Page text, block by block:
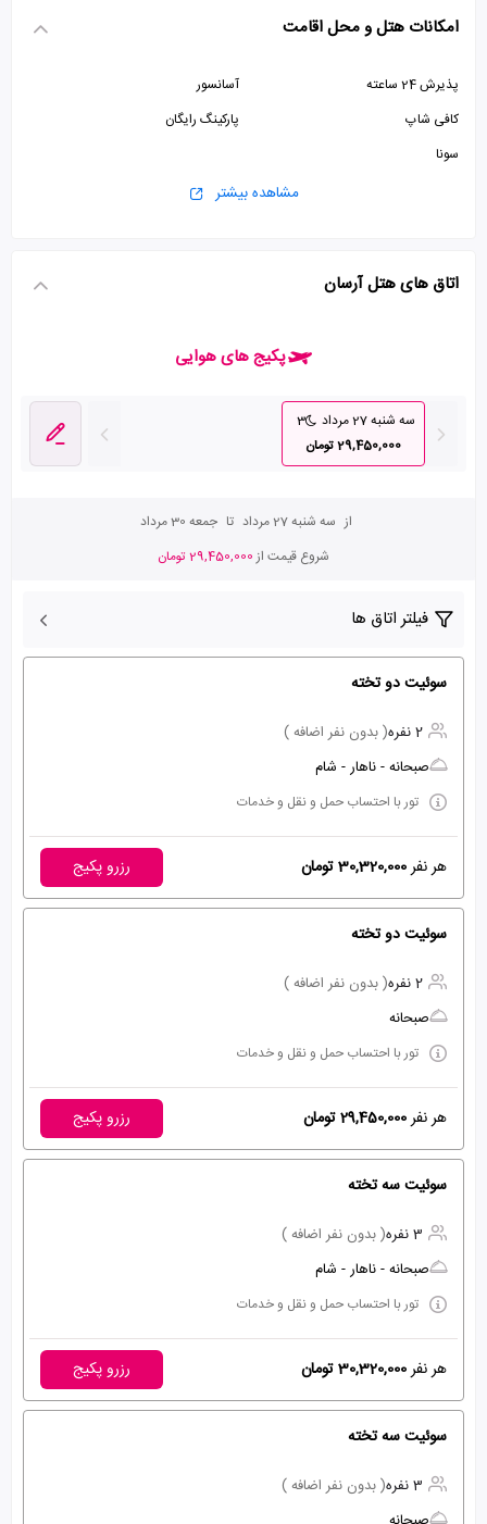
امکانات هتل و محل اقامت
پذیرش 24 ساعته
آسانسور
کافی شاپ
پارکینگ رایگان
سونا
مشاهده بیشتر
اتاق های هتل آرسان
پکیج های هوایی
سه شنبه 27 مرداد
3
29,450,000 تومان
از سه شنبه 27 مرداد تا جمعه 30 مرداد
شروع قیمت از29,450,000 تومان
فیلتر اتاق ها
سوئیت دو تخته
2 نفره
( بدون نفر اضافه )
صبحانه - ناهار - شام
تور با احتساب حمل و نقل و خدمات
هر نفر30,320,000 تومان رزرو پکیج
سوئیت دو تخته
2 نفره
( بدون نفر اضافه )
صبحانه
تور با احتساب حمل و نقل و خدمات
هر نفر29,450,000 تومان رزرو پکیج
سوئیت سه تخته
3 نفره
( بدون نفر اضافه )
صبحانه - ناهار - شام
تور با احتساب حمل و نقل و خدمات
هر نفر30,320,000 تومان رزرو پکیج
سوئیت سه تخته
3 نفره
( بدون نفر اضافه )